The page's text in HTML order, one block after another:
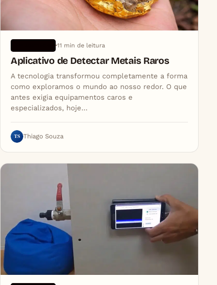
11 min de leitura
Aplicativo de Detectar Metais Raros
A tecnologia transformou completamente a forma
como exploramos o mundo ao nosso redor. O que
antes exigia equipamentos caros e
especializados, hoje…
TS Thiago Souza